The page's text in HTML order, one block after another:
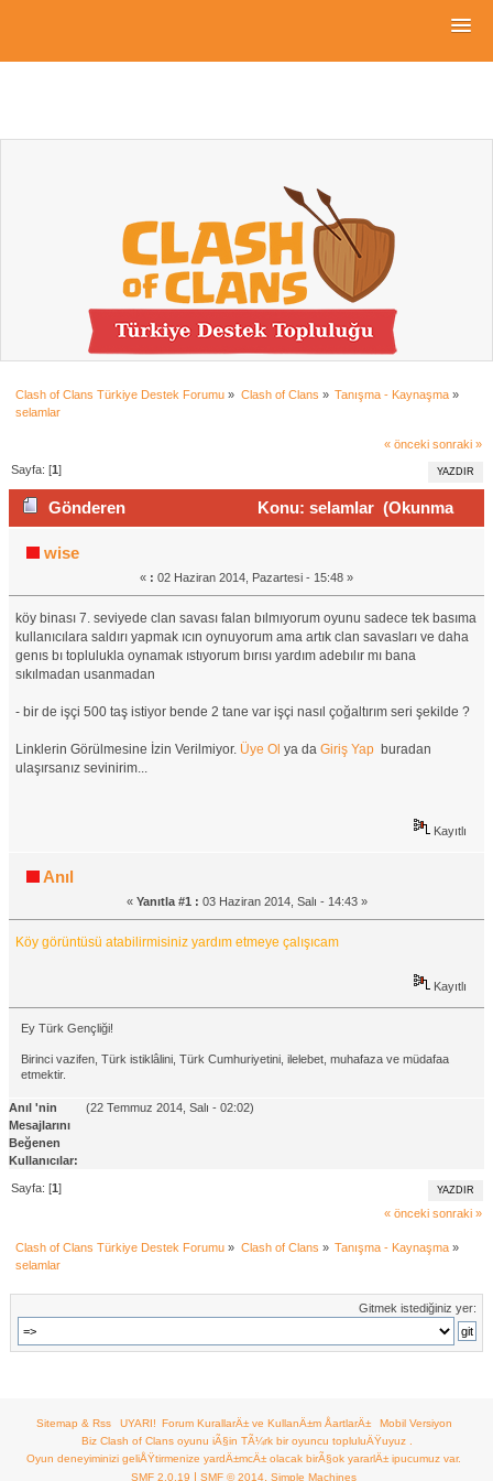
Clash of Clans Türkiye Destek Forumu » Clash of Clans » Tanışma - Kaynaşma»
selamlar
« önceki sonraki »
YAZDIR
Sayfa: [1]
Gönderen
Konu: selamlar (Okunma
sayısı 1065 defa)
wise
« : 02 Haziran 2014, Pazartesi - 15:48 »
köy binası 7. seviyede clan savası falan bılmıyorum oyunu sadece tek basıma
kullanıcılara saldırı yapmak ıcın oynuyorum ama artık clan savasları ve daha
genıs bı toplulukla oynamak ıstıyorum bırısı yardım adebılır mı bana
sıkılmadan usanmadan
- bir de işçi 500 taş istiyor bende 2 tane var işçi nasıl çoğaltırım seri şekilde ?
Linklerin Görülmesine İzin Verilmiyor. Üye Ol ya daGiriş Yap buradan
ulaşırsanız sevinirim...
Kayıtlı
Anıl
« Yanıtla #1 : 03 Haziran 2014, Salı - 14:43 »
Köy görüntüsü atabilirmisiniz yardım etmeye çalışıcam
Kayıtlı
Ey Türk Gençliği!
Birinci vazifen, Türk istiklâlini, Türk Cumhuriyetini, ilelebet, muhafaza ve müdafaa
etmektir.
Anıl 'nin
Mesajlarını
Beğenen
Kullanıcılar:
(22 Temmuz 2014, Salı - 02:02)
YAZDIR
Sayfa: [1]
« önceki sonraki »
Clash of Clans Türkiye Destek Forumu » Clash of Clans » Tanışma - Kaynaşma»
selamlar
Gitmek istediğiniz yer:
Sitemap & Rss UYARI! Forum KurallarÄ± ve KullanÄ±m ÅartlarÄ±
Mobil Versiyon
Biz Clash of Clans oyunu iÃ§in TÃ¼rk bir oyuncu topluluÄŸuyuz .
Oyun deneyiminizi geliÅŸtirmenize yardÄ±mcÄ± olacak birÃ§ok yararlÄ± ipucumuz var.
SMF 2.0.19 | SMF © 2014 Simple Machines